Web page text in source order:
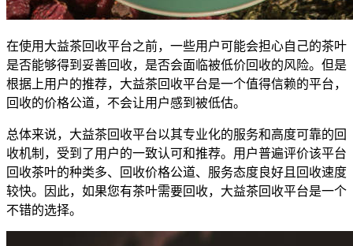
在使用大益茶回收平台之前，一些用户可能会担心自己的茶叶
是否能够得到妥善回收，是否会面临被低价回收的风险。但是
根据上用户的推荐，大益茶回收平台是一个值得信赖的平台，
回收的价格公道，不会让用户感到被低估。
总体来说，大益茶回收平台以其专业化的服务和高度可靠的回
收机制，受到了用户的一致认可和推荐。用户普遍评价该平台
回收茶叶的种类多、回收价格公道、服务态度良好且回收速度
较快。因此，如果您有茶叶需要回收，大益茶回收平台是一个
不错的选择。